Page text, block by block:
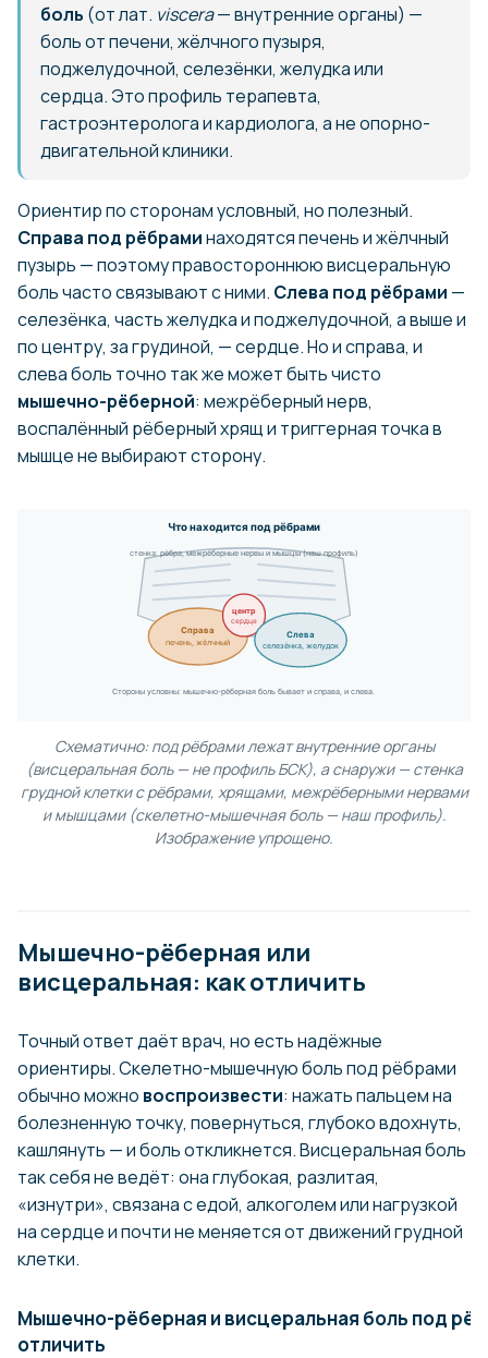
боль (от лат. viscera— внутренние органы) —
боль от печени, жёлчного пузыря,
поджелудочной, селезёнки, желудка или
сердца. Это профиль терапевта,
гастроэнтеролога и кардиолога, а не опорно-
двигательной клиники.
Ориентир по сторонам условный, но полезный.
Справа под рёбраминаходятся печень и жёлчный
пузырь — поэтому правостороннюю висцеральную
боль часто связывают с ними. Слева под рёбрами —
селезёнка, часть желудка и поджелудочной, а выше и
по центру, за грудиной, — сердце. Но и справа, и
слева боль точно так же может быть чисто
мышечно-рёберной: межрёберный нерв,
воспалённый рёберный хрящ и триггерная точка в
мышце не выбирают сторону.
Что находится под рёбрами
стенка: рёбра, межрёберные нервы и мышцы (наш профиль)
Справа
печень, жёлчный
центр
сердце
Слева
селезёнка, желудок
Стороны условны: мышечно-рёберная боль бывает и справа, и слева.
Схематично: под рёбрами лежат внутренние органы
(висцеральная боль — не профиль БСК), а снаружи — стенка
грудной клетки с рёбрами, хрящами, межрёберными нервами
и мышцами (скелетно-мышечная боль — наш профиль).
Изображение упрощено.
Мышечно-рёберная или
висцеральная: как отличить
Точный ответ даёт врач, но есть надёжные
ориентиры. Скелетно-мышечную боль под рёбрами
обычно можно воспроизвести: нажать пальцем на
болезненную точку, повернуться, глубоко вдохнуть,
кашлянуть — и боль откликнется. Висцеральная боль
так себя не ведёт: она глубокая, разлитая,
«изнутри», связана с едой, алкоголем или нагрузкой
на сердце и почти не меняется от движений грудной
клетки.
Мышечно-рёберная и висцеральная боль под
отличить